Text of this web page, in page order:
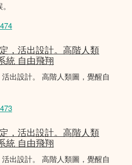
，活出設計。高階人類
統 自由飛翔
出設計。 高階人類圖，覺醒自
，活出設計。高階人類
統 自由飛翔
出設計。 高階人類圖，覺醒自